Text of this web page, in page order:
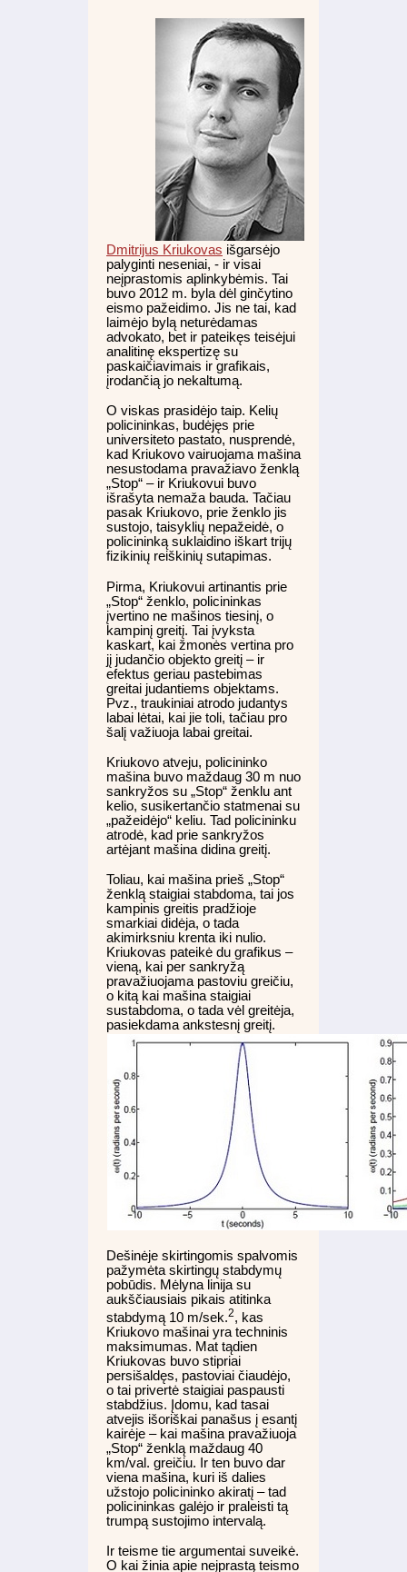
Dmitrijus Kriukovas išgarsėjo
palyginti neseniai, - ir visai
neįprastomis aplinkybėmis. Tai
buvo 2012 m. byla dėl ginčytino
eismo pažeidimo. Jis ne tai, kad
laimėjo bylą neturėdamas
advokato, bet ir pateikęs teisėjui
analitinę ekspertizę su
paskaičiavimais ir grafikais,
įrodančią jo nekaltumą.
O viskas prasidėjo taip. Kelių
policininkas, budėjęs prie
universiteto pastato, nusprendė,
kad Kriukovo vairuojama mašina
nesustodama pravažiavo ženklą
„Stop“ – ir Kriukovui buvo
išrašyta nemaža bauda. Tačiau
pasak Kriukovo, prie ženklo jis
sustojo, taisyklių nepažeidė, o
policininką suklaidino iškart trijų
fizikinių reiškinių sutapimas.
Pirma, Kriukovui artinantis prie
„Stop“ ženklo, policininkas
įvertino ne mašinos tiesinį, o
kampinį greitį. Tai įvyksta
kaskart, kai žmonės vertina pro
jį judančio objekto greitį – ir
efektus geriau pastebimas
greitai judantiems objektams.
Pvz., traukiniai atrodo judantys
labai lėtai, kai jie toli, tačiau pro
šalį važiuoja labai greitai.
Kriukovo atveju, policininko
mašina buvo maždaug 30 m nuo
sankryžos su „Stop“ ženklu ant
kelio, susikertančio statmenai su
„pažeidėjo“ keliu. Tad policininku
atrodė, kad prie sankryžos
artėjant mašina didina greitį.
Toliau, kai mašina prieš „Stop“
ženklą staigiai stabdoma, tai jos
kampinis greitis pradžioje
smarkiai didėja, o tada
akimirksniu krenta iki nulio.
Kriukovas pateikė du grafikus –
vieną, kai per sankryžą
pravažiuojama pastoviu greičiu,
o kitą kai mašina staigiai
sustabdoma, o tada vėl greitėja,
pasiekdama ankstesnį greitį.
Dešinėje skirtingomis spalvomis
pažymėta skirtingų stabdymų
pobūdis. Mėlyna linija su
aukščiausiais pikais atitinka
stabdymą 10 m/sek.2, kas
Kriukovo mašinai yra techninis
maksimumas. Mat tądien
Kriukovas buvo stipriai
persišaldęs, pastoviai čiaudėjo,
o tai privertė staigiai paspausti
stabdžius. Įdomu, kad tasai
atvejis išoriškai panašus į esantį
kairėje – kai mašina pravažiuoja
„Stop“ ženklą maždaug 40
km/val. greičiu. Ir ten buvo dar
viena mašina, kuri iš dalies
užstojo policininko akiratį – tad
policininkas galėjo ir praleisti tą
trumpą sustojimo intervalą.
Ir teisme tie argumentai suveikė.
O kai žinia apie neįprastą teismo